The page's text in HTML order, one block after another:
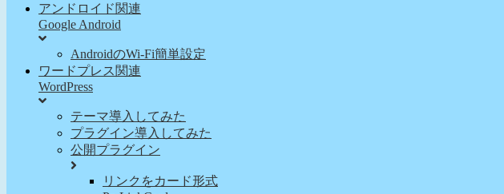
アンドロイド関連
Google Android
AndroidのWi-Fi簡単設定
ワードプレス関連
WordPress
テーマ導入してみた
プラグイン導入してみた
公開プラグイン
リンクをカード形式